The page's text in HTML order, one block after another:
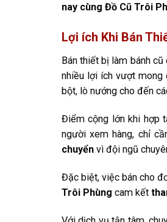
nay cùng Đồ Cũ Trôi
Lợi ích Khi Bán
Bán thiết bị làm bánh
nhiều lợi ích vượt mong
bột, lò nướng cho đến
Điểm cộng lớn khi hợp
người xem hàng, chỉ
chuyểnvì đội ngũ
Đặc biệt, việc bán cho
Trôi Phùng cam kết